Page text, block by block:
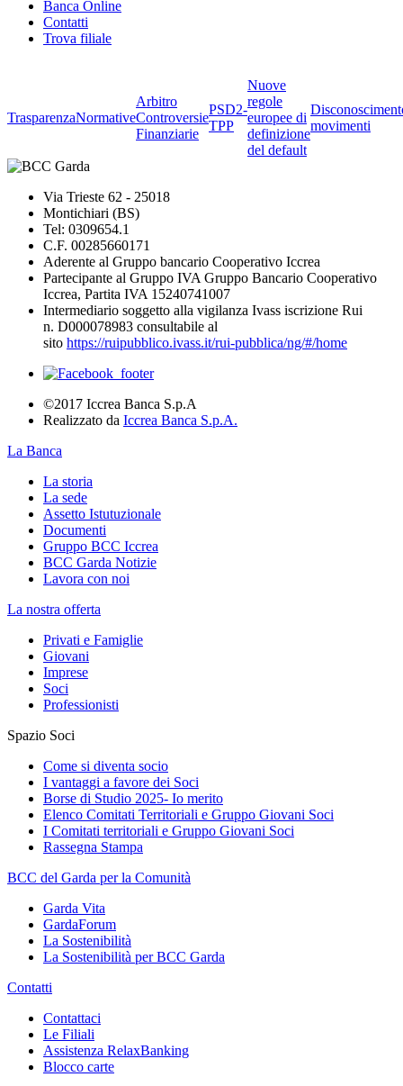
Banca Online
Contatti
Trova filiale
TrasparenzaNormative
Arbitro
Controversie
Finanziarie
PSD2-
TPP
Nuove
regole
europee di
definizione
del default
movimenti
Via Trieste 62 - 25018
Montichiari (BS)
Tel: 0309654.1
C.F. 00285660171
Aderente al Gruppo bancario Cooperativo Iccrea
Partecipante al Gruppo IVA Gruppo Bancario Cooperativo
Iccrea, Partita IVA 15240741007
Intermediario soggetto alla vigilanza Ivass iscrizione Rui
n. D000078983 consultabile al
sito https://ruipubblico.ivass.it/rui-pubblica/ng/#/home
©2017 Iccrea Banca S.p.A
Realizzato da Iccrea Banca S.p.A.
La Banca
La storia
La sede
Assetto Istutuzionale
Documenti
Gruppo BCC Iccrea
BCC Garda Notizie
Lavora con noi
La nostra offerta
Privati e Famiglie
Giovani
Imprese
Soci
Professionisti
Spazio Soci
Come si diventa socio
I vantaggi a favore dei Soci
Borse di Studio 2025- Io merito
Elenco Comitati Territoriali e Gruppo Giovani Soci
I Comitati territoriali e Gruppo Giovani Soci
Rassegna Stampa
BCC del Garda per la Comunità
Garda Vita
GardaForum
La Sostenibilità
La Sostenibilità per BCC Garda
Contatti
Contattaci
Le Filiali
Assistenza RelaxBanking
Blocco carte